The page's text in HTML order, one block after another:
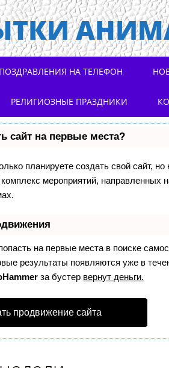
ПОЗДРАВЛЕНИЯ НА ТЕЛЕФОН
РЕЛИГИОЗНЫЕ ПРАЗДНИКИ
сайт на первые места?
планируете создать свой сайт,
мероприятий, направленных
на первые места в поиске
результаты появляются уже в
за бустер вернут деньги.
продвижение сайта